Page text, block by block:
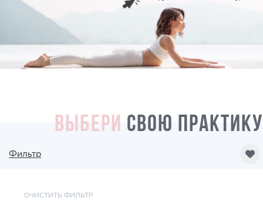
ВЫБЕРИ СВОЮ ПРАКТИКУ
Фильтр
ОЧИСТИТЬ ФИЛЬТР